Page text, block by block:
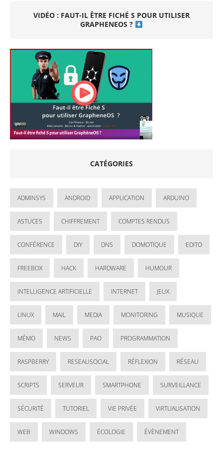
VIDÉO : FAUT-IL ÊTRE FICHÉ S POUR UTILISER
GRAPHENEOS ?
CATÉGORIES
ADMINSYS ANDROID APPLICATION ARDUINO
ASTUCES CHIFFREMENT COMPTES RENDUS
CONFÉRENCE DIY DNS DOMOTIQUE EDITO
FREEBOX HACK HARDWARE HUMOUR
INTELLIGENCE ARTIFICIELLE INTERNET JEUX
LINUX MAIL MEDIA MONITORING MUSIQUE
MÉMO NEWS PAO PROGRAMMATION
RASPBERRY RESEAUSOCIAL RÉFLEXION RÉSEAU
SCRIPTS SERVEUR SMARTPHONE SURVEILLANCE
SÉCURITÉ TUTORIEL VIE PRIVÉE VIRTUALISATION
WEB WINDOWS ÉCOLOGIE ÉVÈNEMENT